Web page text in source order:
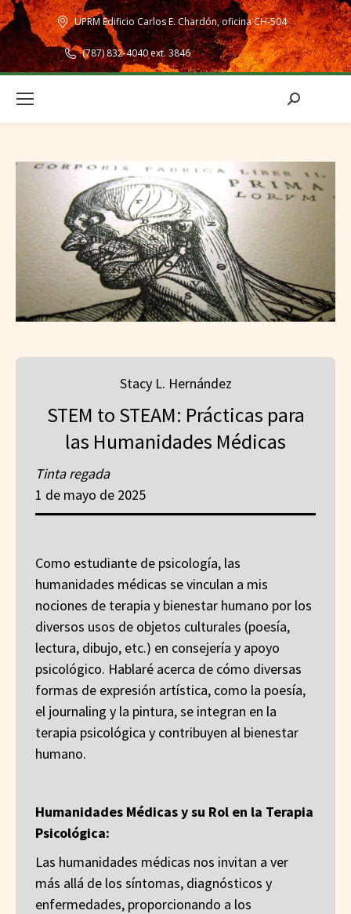
UPRM Edificio Carlos E. Chardón, oficina CH-504
(787) 832-4040 ext. 3846
Search:
Stacy L. Hernández
STEM to STEAM: Prácticas para
las Humanidades Médicas
Tinta regada
1 de mayo de 2025
Como estudiante de psicología, las
humanidades médicas se vinculan a mis
nociones de terapia y bienestar humano por los
diversos usos de objetos culturales (poesía,
lectura, dibujo, etc.) en consejería y apoyo
psicológico. Hablaré acerca de cómo diversas
formas de expresión artística, como la poesía,
el journaling y la pintura, se integran en la
terapia psicológica y contribuyen al bienestar
humano.
Humanidades Médicas y su Rol en la Terapia
Psicológica:
Las humanidades médicas nos invitan a ver
más allá de los síntomas, diagnósticos y
enfermedades, proporcionando a los